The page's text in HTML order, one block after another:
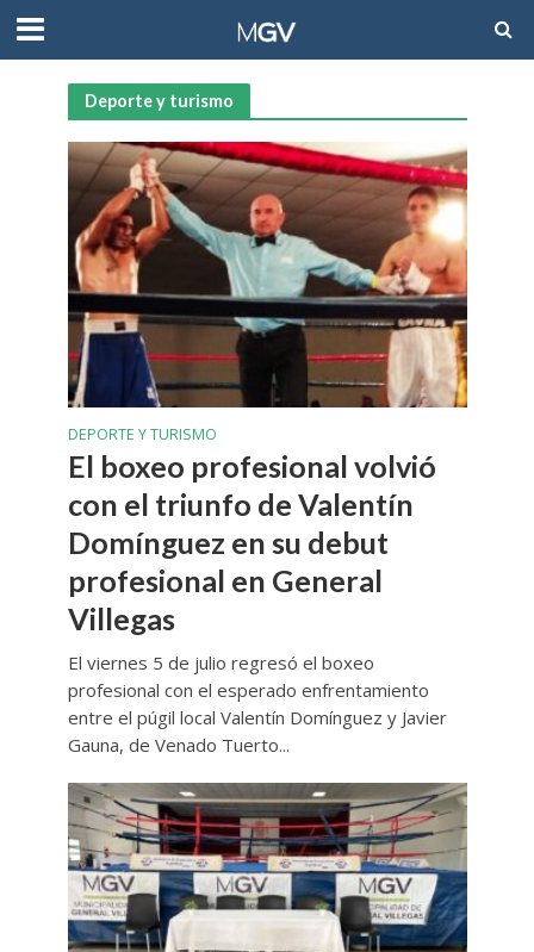
Deporte y turismo
DEPORTE Y TURISMO
El boxeo profesional volvió
con el triunfo de Valentín
Domínguez en su debut
profesional en General
Villegas
El viernes 5 de julio regresó el boxeo
profesional con el esperado enfrentamiento
entre el púgil local Valentín Domínguez y Javier
Gauna, de Venado Tuerto...